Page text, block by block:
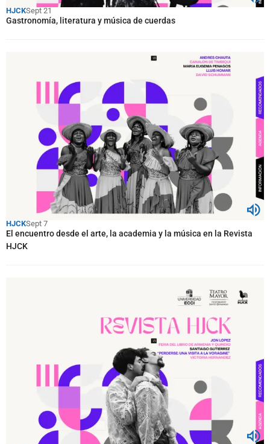
HJCKSept 21
Gastronomía, literatura y música de cuerdas
HJCKSept 7
El encuentro desde el arte, la academia y la música en la Revista
HJCK